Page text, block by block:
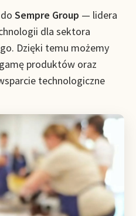
Sempre Group — lidera
dla sektora
Dzięki temu możemy
produktów oraz
technologiczne